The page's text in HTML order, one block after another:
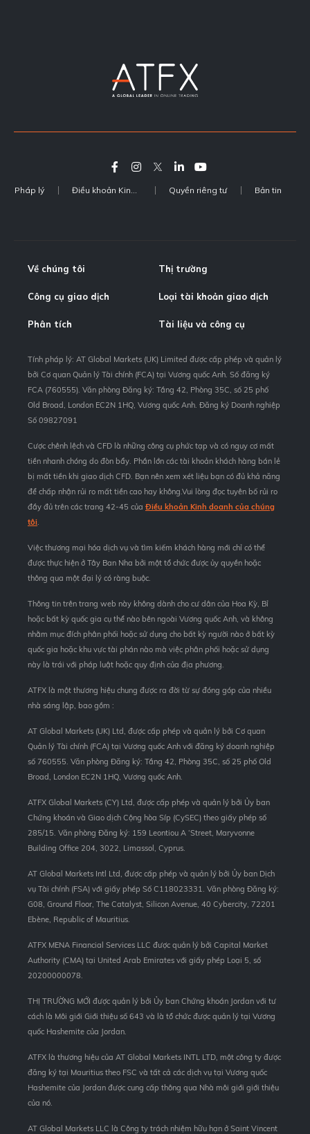
Pháp lý Quyền riêng tư Bản tin
Về chúng tôi Thị trường
Công cụ giao dịch Loại tài khoản giao dịch
Phân tích Tài liệu và công cụ
Tính pháp lý: AT Global Markets (UK) Limited được cấp phép và quản lý
bởi Cơ quan Quản lý Tài chính (FCA) tại Vương quốc Anh. Số đăng ký
FCA (760555). Văn phòng Đăng ký: Tầng 42, Phòng 35C, số 25 phố
Old Broad, London EC2N 1HQ, Vương quốc Anh. Đăng ký Doanh nghiệp
Số 09827091
Cược chênh lệch và CFD là những công cụ phức tạp và có nguy cơ mất
tiền nhanh chóng do đòn bẩy. Phần lớn các tài khoản khách hàng bán lẻ
bị mất tiền khi giao dịch CFD. Bạn nên xem xét liệu bạn có đủ khả năng
để chấp nhận rủi ro mất tiền cao hay không.Vui lòng đọc tuyên bố rủi ro
đầy đủ trên các trang 42-45 của Điều khoản Kinh doanh của chúng
tôi.
Việc thương mại hóa dịch vụ và tìm kiếm khách hàng mới chỉ có thể
được thực hiện ở Tây Ban Nha bởi một tổ chức được ủy quyền hoặc
thông qua một đại lý có ràng buộc.
Thông tin trên trang web này không dành cho cư dân của Hoa Kỳ, Bỉ
hoặc bất kỳ quốc gia cụ thể nào bên ngoài Vương quốc Anh, và không
nhằm mục đích phân phối hoặc sử dụng cho bất kỳ người nào ở bất kỳ
quốc gia hoặc khu vực tài phán nào mà việc phân phối hoặc sử dụng
này là trái với pháp luật hoặc quy định của địa phương.
ATFX là một thương hiệu chung được ra đời từ sự đóng góp của nhiều
nhà sáng lập, bao gồm :
AT Global Markets (UK) Ltd, được cấp phép và quản lý bởi Cơ quan
Quản lý Tài chính (FCA) tại Vương quốc Anh với đăng ký doanh nghiệp
số 760555. Văn phòng Đăng ký: Tầng 42, Phòng 35C, số 25 phố Old
Broad, London EC2N 1HQ, Vương quốc Anh.
ATFX Global Markets (CY) Ltd, được cấp phép và quản lý bởi Ủy ban
Chứng khoán và Giao dịch Cộng hòa Síp (CySEC) theo giấy phép số
285/15. Văn phòng Đăng ký: 159 Leontiou A ‘Street, Maryvonne
Building Office 204, 3022, Limassol, Cyprus.
AT Global Markets Intl Ltd, được cấp phép và quản lý bởi Ủy ban Dịch
vụ Tài chính (FSA) với giấy phép Số C118023331. Văn phòng Đăng ký:
G08, Ground Floor, The Catalyst, Silicon Avenue, 40 Cybercity, 72201
Ebène, Republic of Mauritius.
ATFX MENA Financial Services LLC được quản lý bởi Capital Market
Authority (CMA) tại United Arab Emirates với giấy phép Loại 5, số
20200000078.
THỊ TRƯỜNG MỚI được quản lý bởi Ủy ban Chứng khoán Jordan với tư
cách là Môi giới Giới thiệu số 643 và là tổ chức được quản lý tại Vương
quốc Hashemite của Jordan.
ATFX là thương hiệu của AT Global Markets INTL LTD, một công ty được
đăng ký tại Mauritius theo FSC và tất cả các dịch vụ tại Vương quốc
Hashemite của Jordan được cung cấp thông qua Nhà môi giới giới thiệu
của nó.
AT Global Markets LLC là Công ty trách nhiệm hữu hạn ở Saint Vincent